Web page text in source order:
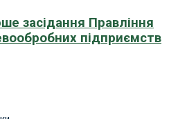
засідання Правління
підприємств